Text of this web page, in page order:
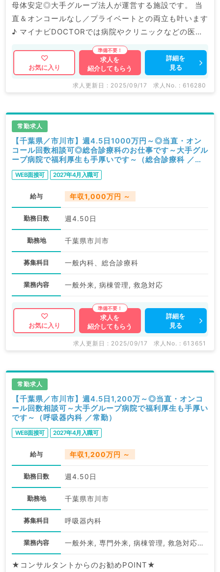
母体安定◎大手グループ法人が運営する施設です。 当
直＆オンコールなし／プライベートとの両立も叶います
♪ マイナビDOCTORでは病院やクリニックなどの医療
機関求人はもちろんのこと、 掲載情報以外にも産業医
等の企業系求人も多数扱っています。 求人内容の詳細
等はお気軽にお問合せ下さい。
お気に入り
求人を
紹介してもらう
詳細を
見る
求人更新日 : 2025/09/17 求人No. : 616280
常勤求人
【千葉県／市川市】週4.5日1000万円～◎当直・オン
コール回数相談可◎総合診療科のお仕事です～大手グル
ープ病院で福利厚生も手厚いです～（総合診療科 ／常
勤）
WEB面接可 2027年4月入職可
給与 年収1,000万円 ～
勤務日数 週4.50日
勤務地 千葉県市川市
募集科目 一般内科、総合診療科
業務内容 一般外来, 病棟管理, 救急対応
お気に入り
求人を
紹介してもらう
詳細を
見る
求人更新日 : 2025/09/17 求人No. : 613651
常勤求人
【千葉県／市川市】週4.5日1,200万～◎当直・オンコ
ール回数相談可～大手グループ病院で福利厚生も手厚い
です～（呼吸器内科 ／常勤）
WEB面接可 2027年4月入職可
給与 年収1,200万円 ～
勤務日数 週4.50日
勤務地 千葉県市川市
募集科目 呼吸器内科
業務内容 一般外来, 専門外来, 病棟管理, 救急対応, その他
★コンサルタントからのお勧めPOINT★